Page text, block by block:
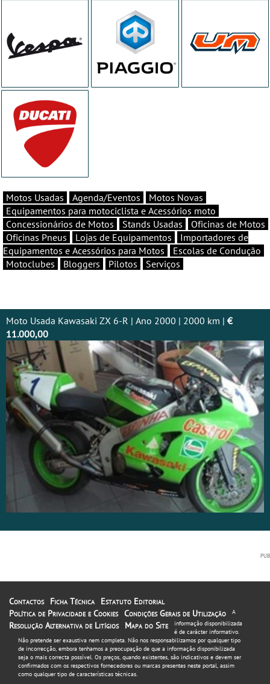
Motos Usadas Agenda/Eventos
Motos Novas
Equipamentos para motociclista e Acessórios moto
Concessionários de Motos
Stands Usadas
Oficinas de Motos
Oficinas Pneus
Lojas de Equipamentos
Importadores de
Equipamentos e Acessórios para Motos
Escolas de Condução
Motoclubes
Bloggers Pilotos Serviços
Moto Usada Kawasaki ZX 6-R | Ano 2000 | 2000 km | €
11.000,00
Contactos Ficha Técnica
Estatuto Editorial
Política de Privacidade e Cookies Condições Gerais de Utilização
Resolução Alternativa de Litígios
Mapa do Site
A
informação disponibilizada
é de carácter informativo.
Não pretende ser exaustiva nem completa. Não nos responsabilizamos por qualquer tipo
de incorrecção, embora tenhamos a preocupação de que a informação disponibilizada
seja o mais correcta possível. Os preços, quando existentes, são indicativos e devem ser
confirmados com os respectivos fornecedores ou marcas presentes neste portal, assim
como qualquer tipo de características técnicas.